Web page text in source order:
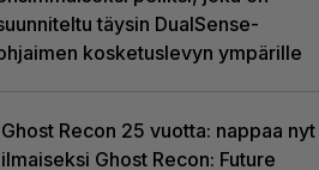
täysin DualSense-
kosketuslevyn ympärille
Ghost Recon 25 vuotta: nappaa nyt
ilmaiseksi Ghost Recon: Future